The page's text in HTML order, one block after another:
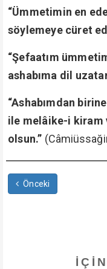
“Ümmetimin en
söylemeye cüret
“Şefaatım
ashabıma dil
“Ashabımdan
ile melâike-i kiram
olsun.”
Önceki